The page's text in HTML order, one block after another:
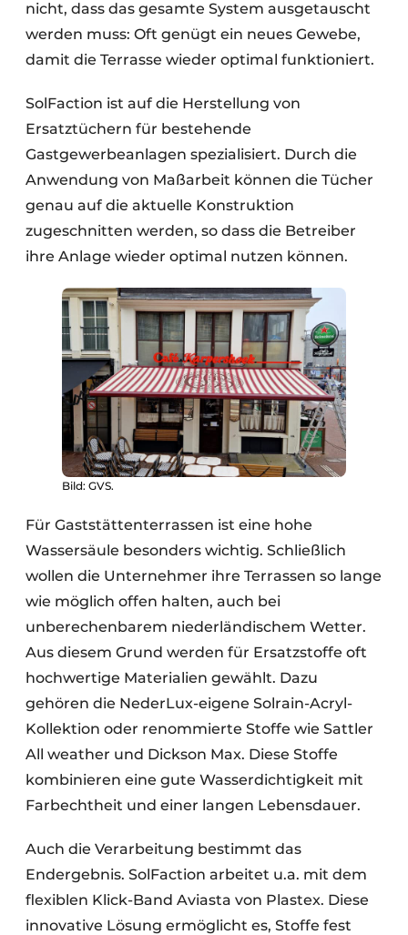
nicht, dass das gesamte System ausgetauscht
werden muss: Oft genügt ein neues Gewebe,
damit die Terrasse wieder optimal funktioniert.
SolFaction ist auf die Herstellung von
Ersatztüchern für bestehende
Gastgewerbeanlagen spezialisiert. Durch die
Anwendung von Maßarbeit können die Tücher
genau auf die aktuelle Konstruktion
zugeschnitten werden, so dass die Betreiber
ihre Anlage wieder optimal nutzen können.
Bild: GVS.
Für Gaststättenterrassen ist eine hohe
Wassersäule besonders wichtig. Schließlich
wollen die Unternehmer ihre Terrassen so lange
wie möglich offen halten, auch bei
unberechenbarem niederländischem Wetter.
Aus diesem Grund werden für Ersatzstoffe oft
hochwertige Materialien gewählt. Dazu
gehören die NederLux-eigene Solrain-Acryl-
Kollektion oder renommierte Stoffe wie Sattler
All weather und Dickson Max. Diese Stoffe
kombinieren eine gute Wasserdichtigkeit mit
Farbechtheit und einer langen Lebensdauer.
Auch die Verarbeitung bestimmt das
Endergebnis. SolFaction arbeitet u.a. mit dem
flexiblen Klick-Band Aviasta von Plastex. Diese
innovative Lösung ermöglicht es, Stoffe fest